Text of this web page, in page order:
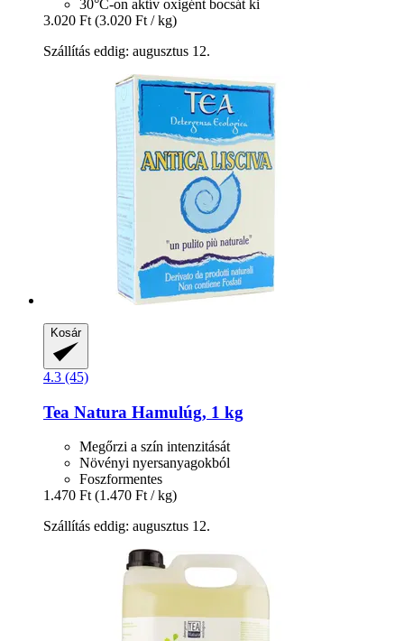
30°C-on aktív oxigént bocsát ki
3.020 Ft (3.020 Ft / kg)
Szállítás eddig: augusztus 12.
Kosár
4.3 (45)
Tea Natura Hamulúg, 1 kg
Megőrzi a szín intenzitását
Növényi nyersanyagokból
Foszformentes
1.470 Ft (1.470 Ft / kg)
Szállítás eddig: augusztus 12.